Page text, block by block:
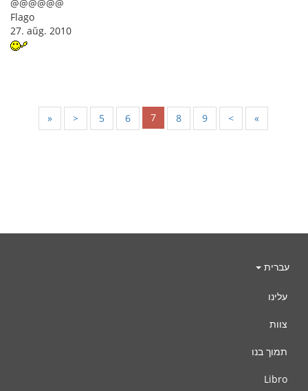
@@@@@@
Flago
27. aŭg. 2010
« < 5 6 7 8 9 > »
עברית
עלינו
צוות
תמוך בנו
Libro